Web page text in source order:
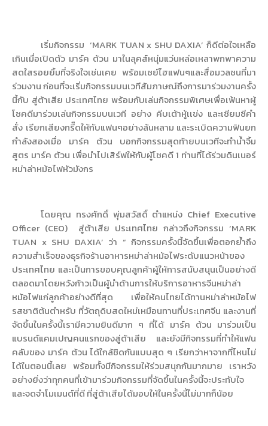
เริ่มกิจกรรม ‘MARK TUAN x SHU DAXIA’ ก็ดีต่อใจเหลือ
เกินเมื่อเปิดตัว มาร์ค ต้วน มาในลุคส์หนุ่มแว่นหล่อเหลาพกพาความ
สดใสรอยยิ้มที่จริงใจเช่นเคย พร้อมเซย์ไฮแฟนๆและสื่อมวลชนที่มา
ร่วมงาน ก่อนที่จะเริ่มกิจกรรมบนเวทีสัมภาษณ์ถึงการมาร่วมงานครั้ง
นี้กับ สู่ต้าเสีย ประเทศไทย พร้อมกับเล่นกิจกรรมพิเศษเพื่อเฟ้นหาผู้
โชคดีมาร่วมเล่นกิจกรรมบนเวที อย่าง คีบเต้าหู้เเข่ง และเซียมซีคำ
สั่ง เรียกเสียงกรี๊ดให้กับแฟนๆอย่างล้นหลาม และระเบิดความฟินยก
กำลังสองเมื่อ มาร์ค ต้วน บอกกิจกรรมสุดท้ายบนเวทีจะทำน้ำจิ้ม
สูตร มาร์ค ต้วน เพื่อนำไปเสิร์ฟให้กับผู้โชคดี 1 ท่านที่ได้ร่วมดินเนอร์
หม่าล่าหม้อไฟหัวมังกร
โดยคุณ ทรงศักดิ์ พุ่มสวัสดิ์ ตำแหน่ง Chief Executive
Officer (CEO)
สู่ต้าเสีย ประเทศไทย กล่าวถึงกิจกรรม ‘MARK
TUAN x SHU DAXIA’ ว่า “ กิจกรรมครั้งนี้จัดขึ้นเพื่อตอกย้ำถึง
ความสำเร็จของธุรกิจร้านอาหารหม่าล่าหม้อไฟระดับแนวหน้าของ
ประเทศไทย และเป็นการขอบคุณลูกค้าผู้ให้การสนับสนุนเป็นอย่างดี
ตลอดมาโดยหวังก้าวเป็นผู้นำด้านการให้บริการอาหารจีนหม่าล่า
หม้อไฟแก่ลูกค้าอย่างดีที่สุด เพื่อให้คนไทยได้ทานหม่าล่าหม้อไฟ
รสชาติต้นตำหรับ ที่วัตถุดิบสดใหม่เหมือนทานที่ประเทศจีน และงานที่
จัดขึ้นในครั้งนี้เรามีความยินดีมาก ๆ ที่ได้ มาร์ค ต้วน มาร่วมเป็น
แบรนด์แคมเปญคนแรกของสู่ต้าเสีย และยังมีกิจกรรมที่ทำให้แฟน
คลับของ มาร์ค ต้วน ได้ใกล้ชิดกันแบบสุด ๆ เรียกว่าหาจากที่ไหนไม่
ได้ในตอนนี้เลย พร้อมทั้งมีกิจกรรมให้ร่วมสนุกกันมากมาย เราหวัง
อย่างยิ่งว่าทุกคนที่เข้ามาร่วมกิจกรรมที่จัดขึ้นในครั้งนี้จะประทับใจ
และจดจำโมเมนต์ที่ดี ที่สู่ต้าเสียได้มอบให้ในครั้งนี้ไม่มากก็น้อย